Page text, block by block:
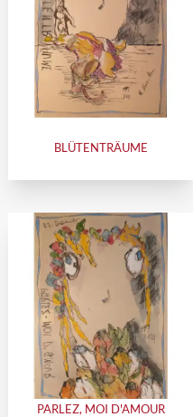
BLÜTENTRÄUME
PARLEZ, MOI D'AMOUR